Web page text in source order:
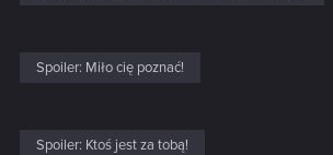
Spoiler: Miło cię poznać!
Spoiler: Ktoś jest za tobą!